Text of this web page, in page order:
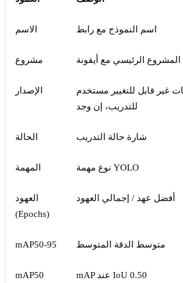
الاسم اسم النموذج مع رابط
مشروع المشروع الرئيسي مع أيقونة
الإصدار
غير قابل للتغيير مستخدم
للتدريب، إن وجد
الحالة شارة حالة التدريب
المهمة نوع مهمة YOLO
العهود
(Epochs)
أفضل عهد / إجمالي العهود
mAP50-95 متوسط الدقة المتوسط
mAP50 mAP عند IoU 0.50